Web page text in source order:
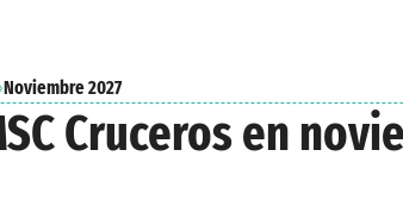
›Noviembre 2027
Cruceros en